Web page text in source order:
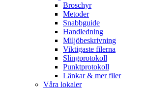
Broschyr
Metoder
Snabbguide
Handledning
Miljöbeskrivning
Viktigaste filerna
Slingprotokoll
Punktprotokoll
Länkar & mer filer
Våra lokaler